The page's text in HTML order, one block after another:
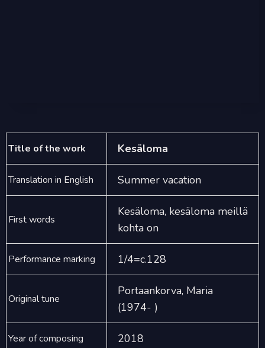
Title of the work Kesäloma
Translation in English Summer vacation
First words
Kesäloma, kesäloma meillä
kohta on
Performance marking 1/4=c.128
Original tune
Portaankorva, Maria
(1974- )
Year of composing 2018